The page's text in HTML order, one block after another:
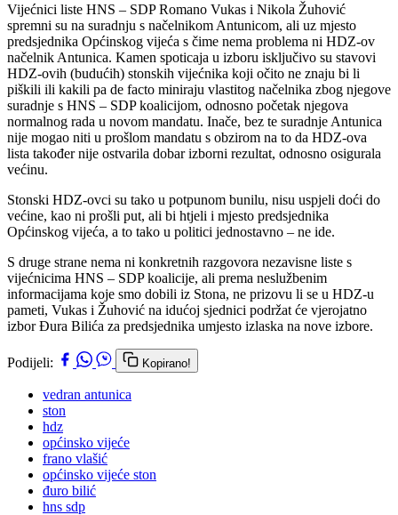
Vijećnici liste HNS – SDP Romano Vukas i Nikola Žuhović
spremni su na suradnju s načelnikom Antunicom, ali uz mjesto
predsjednika Općinskog vijeća s čime nema problema ni HDZ-ov
načelnik Antunica. Kamen spoticaja u izboru isključivo su stavovi
HDZ-ovih (budućih) stonskih vijećnika koji očito ne znaju bi li
piškili ili kakili pa de facto miniraju vlastitog načelnika zbog njegove
suradnje s HNS – SDP koalicijom, odnosno početak njegova
normalnog rada u novom mandatu. Inače, bez te suradnje Antunica
nije mogao niti u prošlom mandatu s obzirom na to da HDZ-ova
lista također nije ostvarila dobar izborni rezultat, odnosno osigurala
većinu.
Stonski HDZ-ovci su tako u potpunom bunilu, nisu uspjeli doći do
većine, kao ni prošli put, ali bi htjeli i mjesto predsjednika
Općinskog vijeća, a to tako u politici jednostavno – ne ide.
S druge strane nema ni konkretnih razgovora nezavisne liste s
vijećnicima HNS – SDP koalicije, ali prema neslužbenim
informacijama koje smo dobili iz Stona, ne prizovu li se u HDZ-u
pameti, Vukas i Žuhović na idućoj sjednici podržat će vjerojatno
izbor Đura Bilića za predsjednika umjesto izlaska na nove izbore.
Podijeli: Kopirano!
vedran antunica
ston
hdz
općinsko vijeće
frano vlašić
općinsko vijeće ston
đuro bilić
hns sdp